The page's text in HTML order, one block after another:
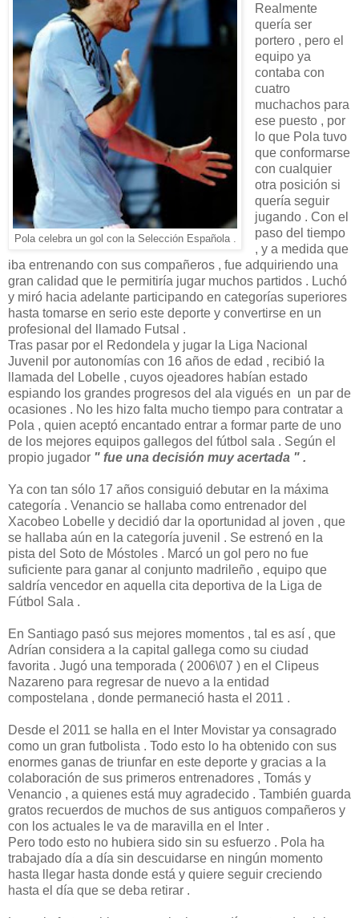
Pola celebra un gol con la Selección Española .
Realmente
quería ser
portero , pero el
equipo ya
contaba con
cuatro
muchachos para
ese puesto , por
lo que Pola tuvo
que conformarse
con cualquier
otra posición si
quería seguir
jugando . Con el
paso del tiempo
, y a medida que
iba entrenando con sus compañeros , fue adquiriendo una
gran calidad que le permitiría jugar muchos partidos . Luchó
y miró hacia adelante participando en categorías superiores
hasta tomarse en serio este deporte y convertirse en un
profesional del llamado Futsal .
Tras pasar por el Redondela y jugar la Liga Nacional
Juvenil por autonomías con 16 años de edad , recibió la
llamada del Lobelle , cuyos ojeadores habían estado
espiando los grandes progresos del ala vigués en un par de
ocasiones . No les hizo falta mucho tiempo para contratar a
Pola , quien aceptó encantado entrar a formar parte de uno
de los mejores equipos gallegos del fútbol sala . Según el
propio jugador " fue una decisión muy acertada " .
Ya con tan sólo 17 años consiguió debutar en la máxima
categoría . Venancio se hallaba como entrenador del
Xacobeo Lobelle y decidió dar la oportunidad al joven , que
se hallaba aún en la categoría juvenil . Se estrenó en la
pista del Soto de Móstoles . Marcó un gol pero no fue
suficiente para ganar al conjunto madrileño , equipo que
saldría vencedor en aquella cita deportiva de la Liga de
Fútbol Sala .
En Santiago pasó sus mejores momentos , tal es así , que
Adrían considera a la capital gallega como su ciudad
favorita . Jugó una temporada ( 2006\07 ) en el Clipeus
Nazareno para regresar de nuevo a la entidad
compostelana , donde permaneció hasta el 2011 .
Desde el 2011 se halla en el Inter Movistar ya consagrado
como un gran futbolista . Todo esto lo ha obtenido con sus
enormes ganas de triunfar en este deporte y gracias a la
colaboración de sus primeros entrenadores , Tomás y
Venancio , a quienes está muy agradecido . También guarda
gratos recuerdos de muchos de sus antiguos compañeros y
con los actuales le va de maravilla en el Inter .
Pero todo esto no hubiera sido sin su esfuerzo . Pola ha
trabajado día a día sin descuidarse en ningún momento
hasta llegar hasta donde está y quiere seguir creciendo
hasta el día que se deba retirar .